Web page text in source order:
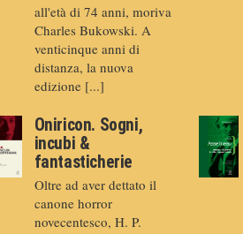
all'età di 74 anni, moriva
Charles Bukowski. A
venticinque anni di
distanza, la nuova
edizione [...]
Oniricon. Sogni,
incubi &
fantasticherie
Oltre ad aver dettato il
canone horror
novecentesco, H. P.